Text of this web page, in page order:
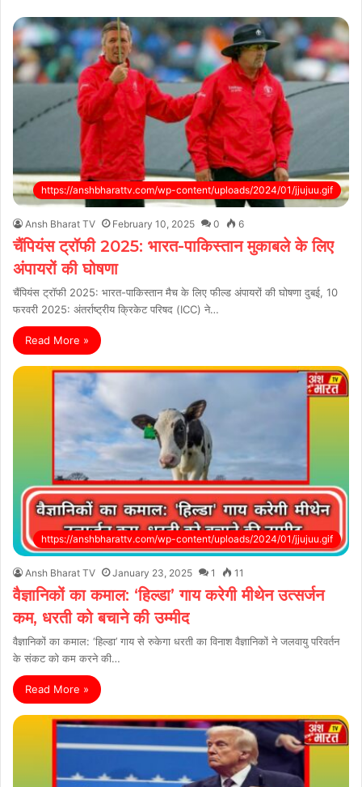
https://anshbharattv.com/wp-content/uploads/2024/01/jjujuu.gif
Ansh Bharat TV February 10, 2025 0 6
चैंपियंस ट्रॉफी 2025: भारत-पाकिस्तान मुकाबले के लिए
अंपायरों की घोषणा
चैंपियंस ट्रॉफी 2025: भारत-पाकिस्तान मैच के लिए फील्ड अंपायरों की घोषणा दुबई, 10
फरवरी 2025: अंतर्राष्ट्रीय क्रिकेट परिषद (ICC) ने…
Read More »
https://anshbharattv.com/wp-content/uploads/2024/01/jjujuu.gif
Ansh Bharat TV January 23, 2025 1 11
वैज्ञानिकों का कमाल: ‘हिल्डा’ गाय करेगी मीथेन उत्सर्जन
कम, धरती को बचाने की उम्मीद
वैज्ञानिकों का कमाल: ‘हिल्डा’ गाय से रुकेगा धरती का विनाश वैज्ञानिकों ने जलवायु परिवर्तन
के संकट को कम करने की…
Read More »